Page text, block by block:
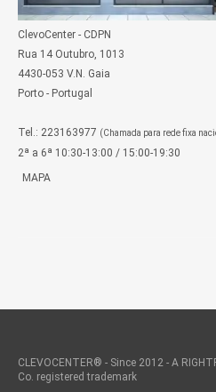
ClevoCenter - CDPN
Rua 14 Outubro, 1013
4430-053 V.N. Gaia
Porto - Portugal
Tel.: 223163977 (Chamada para rede fixa
2ª a 6ª 10:30-13:00 / 15:00-19:30
MAPA
CLEVOCENTER® - Since 2012 - A
Co. registered trademark